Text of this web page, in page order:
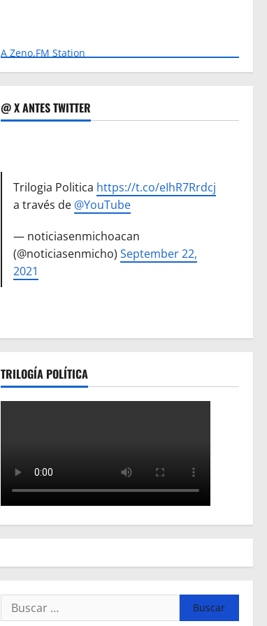
A Zeno.FM Station
@ X ANTES TWITTER
Trilogia Politica https://t.co/eIhR7Rrdcj
a través de @YouTube
— noticiasenmichoacan
(@noticiasenmicho)September 22,
2021
TRILOGÍA POLÍTICA
Buscar: